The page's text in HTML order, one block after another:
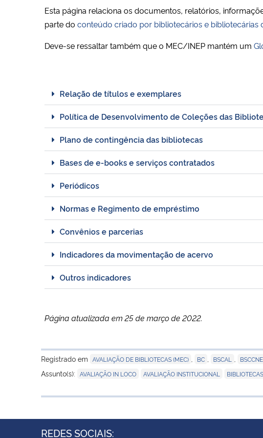
Esta página relaciona os documentos, relatórios,
parte do conteúdo criado por bibliotecários e bibliotecárias
Deve-se ressaltar também que o MEC/INEP mantém um
Relação de títulos e exemplares
Política de Desenvolvimento de Coleções das
Plano de contingência das bibliotecas
Bases de e-books e serviços contratados
Periódicos
Normas e Regimento de empréstimo
Convênios e parcerias
Indicadores da movimentação de acervo
Outros indicadores
Página atualizada em 25 de março de 2022.
Registrado em AVALIAÇÃO DE BIBLIOTECAS (MEC) BC BSCAL BSCCNE
Assunto(s): AVALIAÇÃO IN LOCO AVALIAÇÃO INSTITUCIONAL BIBLIOTECAS
REDES SOCIAIS: